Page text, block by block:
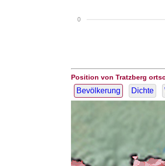
0
Position von Tratzberg
Bevölkerung Dichte